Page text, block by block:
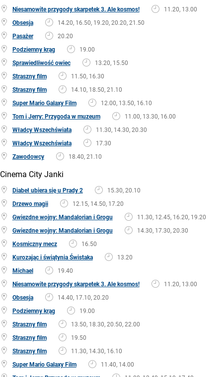
Niesamowite przygody skarpetek 3. Ale kosmos!
11.20, 13.00
Obsesja
14.20, 16.50, 19.20, 20.20, 21.50
Pasażer
20.20
Podziemny krąg
19.00
Sprawiedliwość owiec
13.20, 15.50
Straszny film
11.50, 16.30
Straszny film
14.10, 18.50, 21.10
Super Mario Galaxy Film
12.00, 13.50, 16.10
Tom i Jerry: Przygoda w muzeum
11.00, 13.30, 16.00
Władcy Wszechświata
11.30, 14.30, 20.30
Władcy Wszechświata
17.30
Zawodowcy
18.40, 21.10
Cinema City Janki
Diabeł ubiera się u Prady 2
15.30, 20.10
Drzewo magii
12.15, 14.50, 17.20
Gwiezdne wojny: Mandalorian i Grogu
11.30, 12.45, 16.20, 19.20
Gwiezdne wojny: Mandalorian i Grogu
14.30, 17.30, 20.30
Kosmiczny mecz
16.50
Kurozając i świątynia Świstaka
13.20
Michael
19.40
Niesamowite przygody skarpetek 3. Ale kosmos!
11.20, 13.00
Obsesja
14.40, 17.10, 20.20
Podziemny krąg
19.00
Straszny film
13.50, 18.30, 20.50, 22.00
Straszny film
19.50
Straszny film
11.30, 14.30, 16.10
Super Mario Galaxy Film
11.40, 14.00